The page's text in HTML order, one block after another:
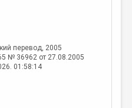
перевод, 2005
№ 36962 от 27.08.2005
01:58:14